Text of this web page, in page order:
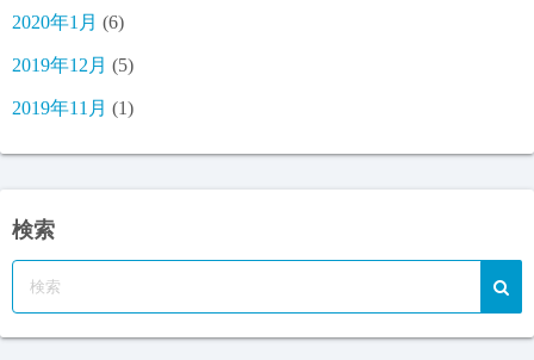
2020年1月 (6)
2019年12月 (5)
2019年11月 (1)
検索